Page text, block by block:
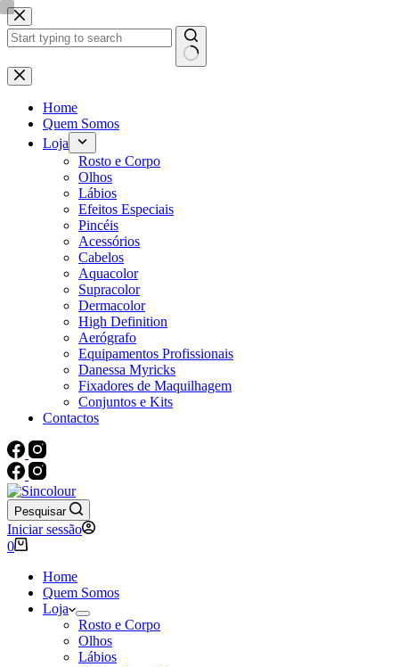
Pular
para
o
Sem
resultados
Home
Quem Somos
Loja
Rosto e Corpo
Olhos
Lábios
Efeitos Especiais
Pincéis
Acessórios
Cabelos
Aquacolor
Supracolor
Dermacolor
High Definition
Aerógrafo
Equipamentos Profissionais
Danessa Myricks
Fixadores de Maquilhagem
Conjuntos e Kits
Contactos
Pesquisar
Iniciar sessão
Carrinho
compras
0
Home
Quem Somos
Loja
Rosto e Corpo
Olhos
Lábios